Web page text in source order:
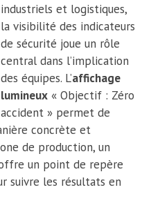
industriels et logistiques,
la visibilité des indicateurs
de sécurité joue un rôle
central dans l’implication
des équipes. L’affichage
lumineux « Objectif : Zéro
accident » permet de
concrète et
de production, un
un point de repère
suivre les résultats en